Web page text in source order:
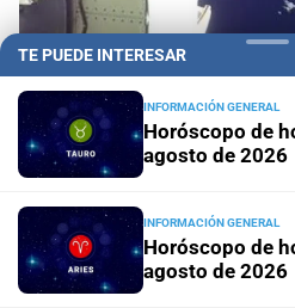
La explicación oficial La
cohete de SpaceX impactó
Domingo 9 de agostoA
pozo acumulado para el
TE PUEDE INTERESAR
INFORMACIÓN GENERAL
Horóscopo de
agosto de 2026
INFORMACIÓN GENERAL
Horóscopo de
agosto de 2026